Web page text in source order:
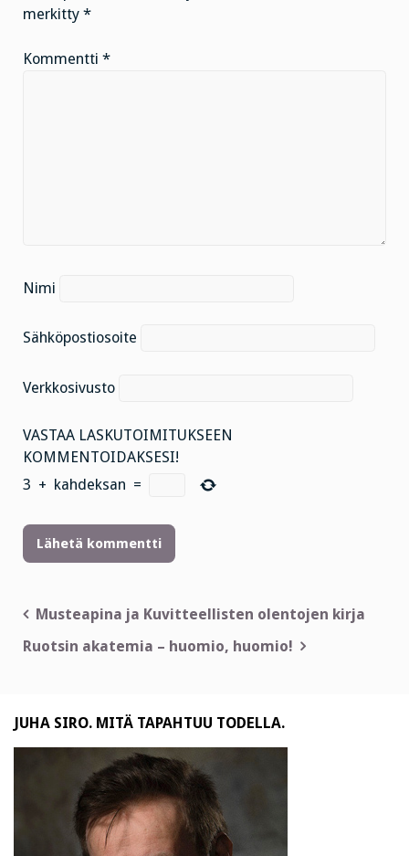
merkitty *
Kommentti *
Nimi
Sähköpostiosoite
Verkkosivusto
VASTAA LASKUTOIMITUKSEEN
KOMMENTOIDAKSESI!
3 + kahdeksan =
Artikkelien
selaus
Musteapina ja Kuvitteellisten olentojen kirja
Ruotsin akatemia – huomio, huomio!
JUHA SIRO. MITÄ TAPAHTUU TODELLA.